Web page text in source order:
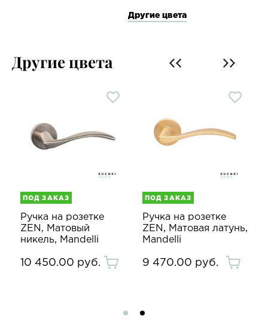
Другие цвета
Другие цвета
ПОД ЗАКАЗ
Ручка на розетке
ZEN, Матовый
никель, Mandelli
10 450.00 руб.
ПОД ЗАКАЗ
Ручка на розетке
ZEN, Матовая латунь,
Mandelli
9 470.00 руб.